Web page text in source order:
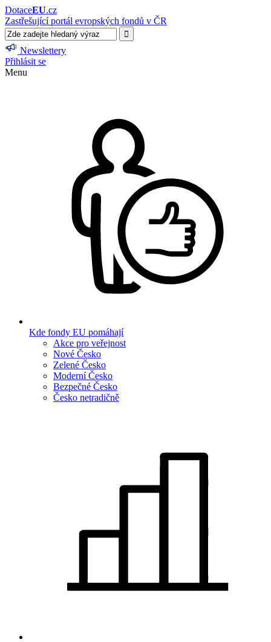
DotaceEU.cz
Zastřešující portál evropských fondů v ČR
Newslettery
Přihlásit se
Menu
Kde fondy EU pomáhají
Akce pro veřejnost
Nové Česko
Zelené Česko
Moderní Česko
Bezpečné Česko
Česko netradičně